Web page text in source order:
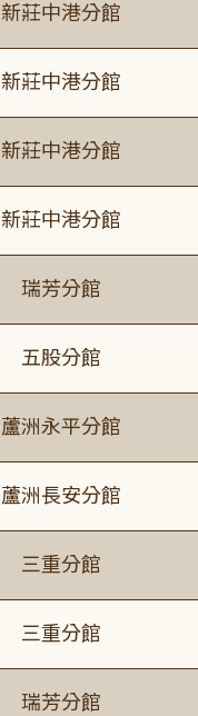
新莊中港分館
新莊中港分館
新莊中港分館
新莊中港分館
瑞芳分館
五股分館
蘆洲永平分館
蘆洲長安分館
三重分館
三重分館
瑞芳分館